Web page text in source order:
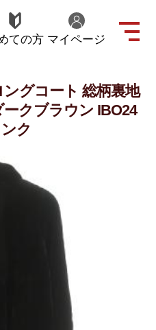
ての方 マイページ
グコート 総柄裏地
クブラウン IBO24
ク